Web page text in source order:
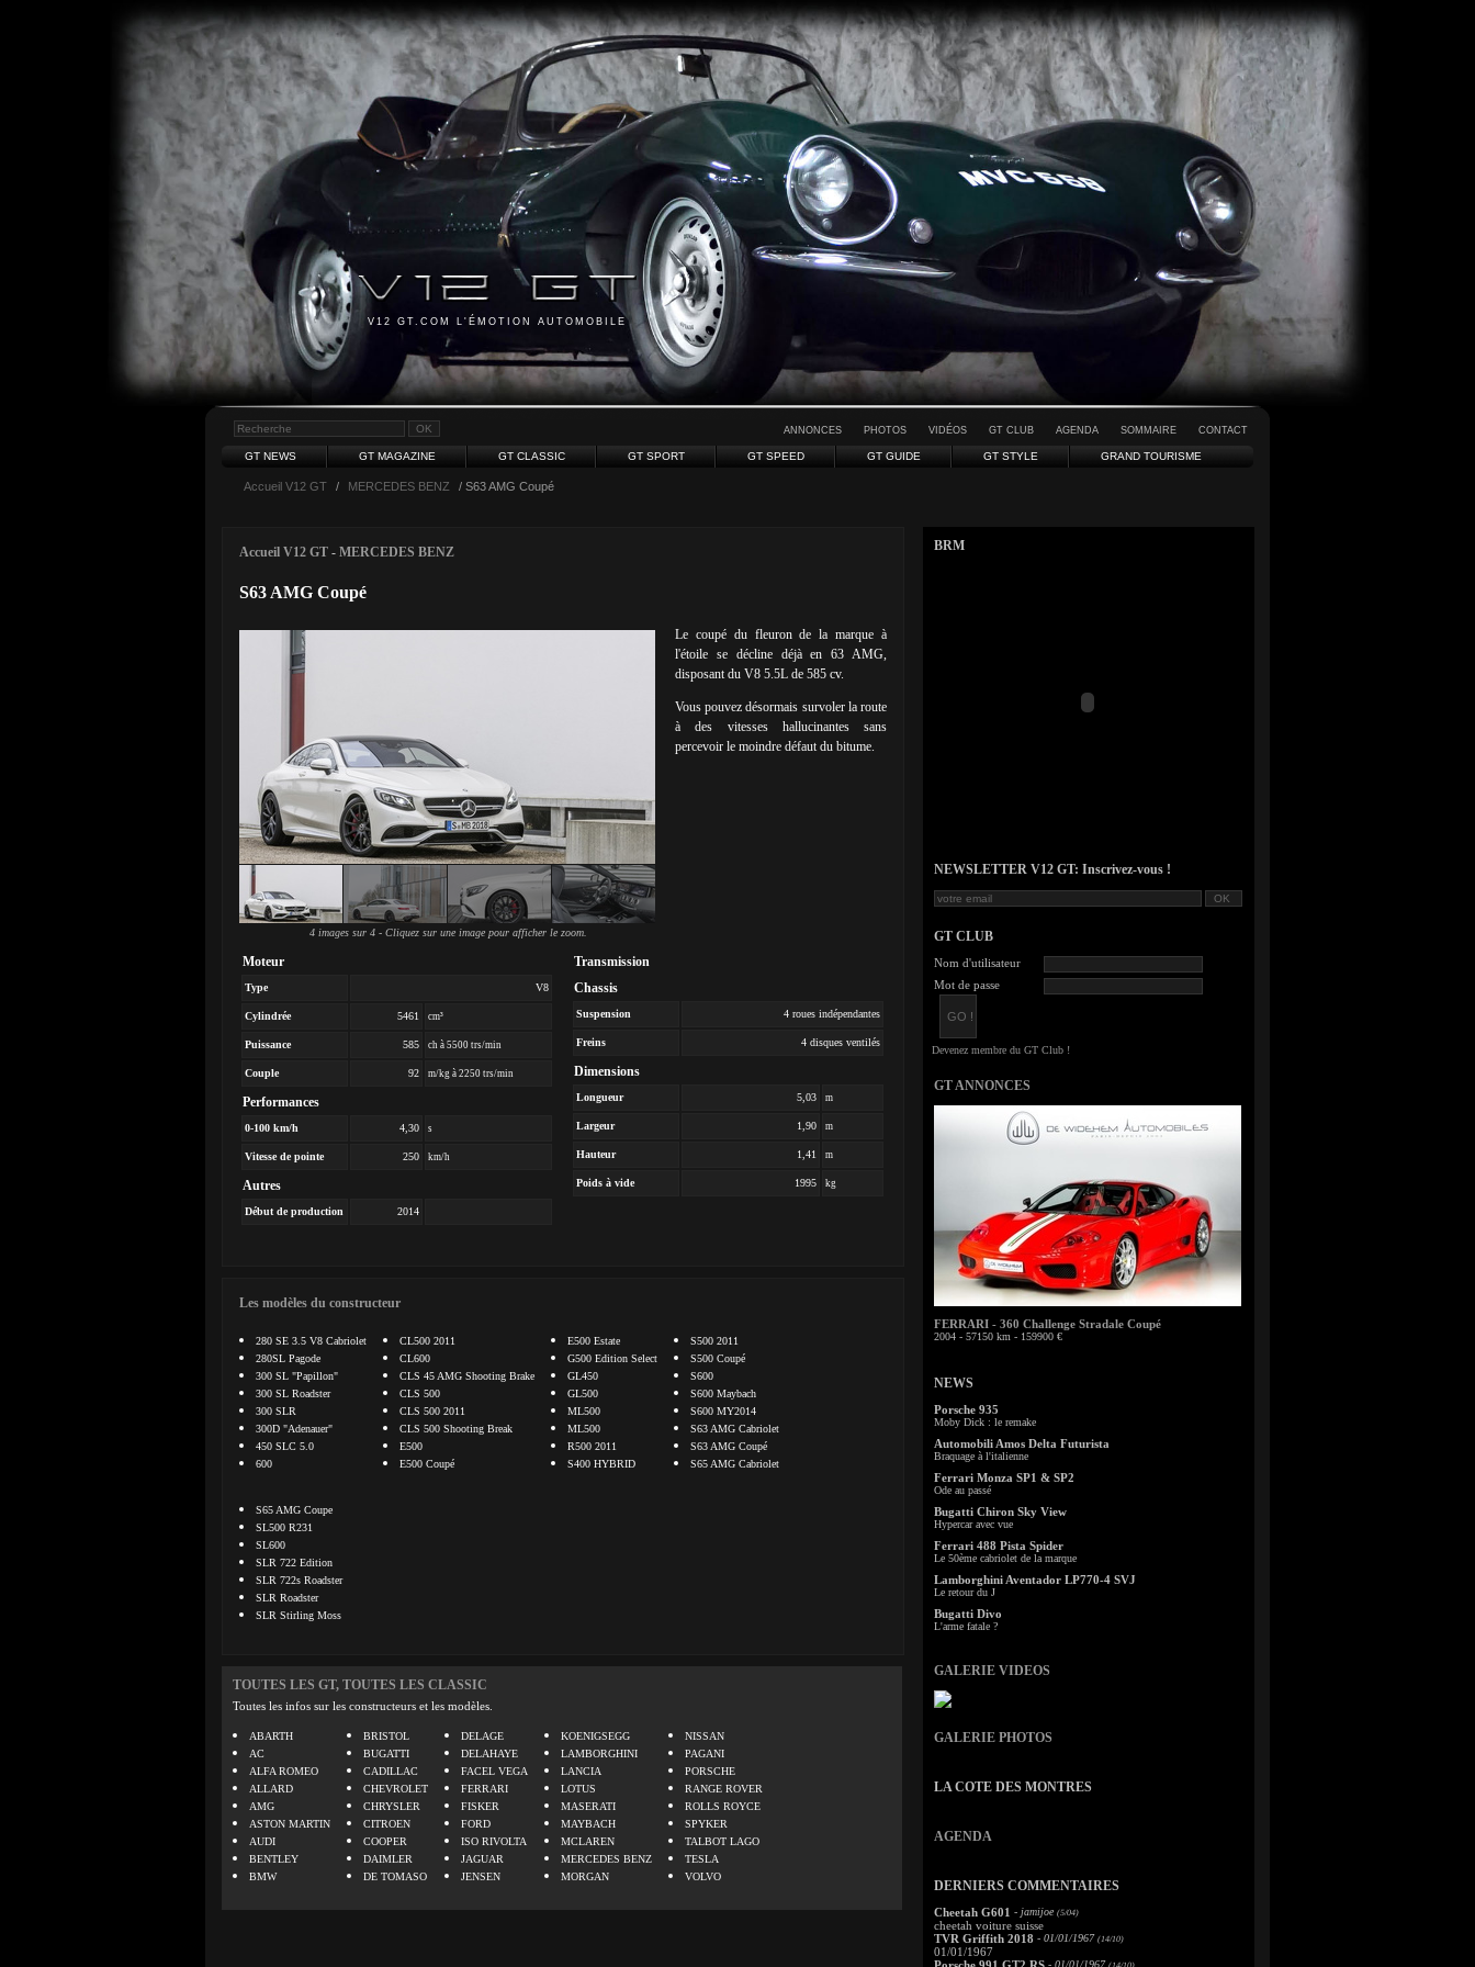
V12 GT.COM L'ÉMOTION AUTOMOBILE
ANNONCES PHOTOS VIDÉOS GT CLUB AGENDA SOMMAIRE CONTACT
GT NEWS GT MAGAZINE GT CLASSIC GT SPORT GT SPEED GT GUIDE GT STYLE GRAND TOURISME
Accueil V12 GT / MERCEDES BENZ / S63 AMG Coupé
Accueil V12 GT - MERCEDES BENZ
S63 AMG Coupé
4 images sur 4 - Cliquez sur une image pour afficher le zoom.
Le coupé du fleuron de la marque à
l'étoile se décline déjà en 63 AMG,
disposant du V8 5.5L de 585 cv.
Vous pouvez désormais survoler la route
à des vitesses hallucinantes sans
percevoir le moindre défaut du bitume.
Moteur
Type V8
Cylindrée 5461 cm³
Puissance 585 ch à 5500 trs/min
Couple 92 m/kg à 2250 trs/min
Performances
0-100 km/h 4,30 s
Vitesse de pointe 250 km/h
Autres
Début de production 2014
Transmission
Chassis
Suspension 4 roues indépendantes
Freins 4 disques ventilés
Dimensions
Longueur 5,03 m
Largeur 1,90 m
Hauteur 1,41 m
Poids à vide 1995 kg
Les modèles du constructeur
280 SE 3.5 V8 Cabriolet
280SL Pagode
300 SL "Papillon"
300 SL Roadster
300 SLR
300D "Adenauer"
450 SLC 5.0
600
CL500 2011
CL600
CLS 45 AMG Shooting Brake
CLS 500
CLS 500 2011
CLS 500 Shooting Break
E500
E500 Coupé
E500 Estate
G500 Edition Select
GL450
GL500
ML500
ML500
R500 2011
S400 HYBRID
S500 2011
S500 Coupé
S600
S600 Maybach
S600 MY2014
S63 AMG Cabriolet
S63 AMG Coupé
S65 AMG Cabriolet
S65 AMG Coupe
SL500 R231
SL600
SLR 722 Edition
SLR 722s Roadster
SLR Roadster
SLR Stirling Moss
TOUTES LES GT, TOUTES LES CLASSIC
Toutes les infos sur les constructeurs et les modèles.
ABARTH
AC
ALFA ROMEO
ALLARD
AMG
ASTON MARTIN
AUDI
BENTLEY
BMW
BRISTOL
BUGATTI
CADILLAC
CHEVROLET
CHRYSLER
CITROEN
COOPER
DAIMLER
DE TOMASO
DELAGE
DELAHAYE
FACEL VEGA
FERRARI
FISKER
FORD
ISO RIVOLTA
JAGUAR
JENSEN
KOENIGSEGG
LAMBORGHINI
LANCIA
LOTUS
MASERATI
MAYBACH
MCLAREN
MERCEDES BENZ
MORGAN
NISSAN
PAGANI
PORSCHE
RANGE ROVER
ROLLS ROYCE
SPYKER
TALBOT LAGO
TESLA
VOLVO
BRM
NEWSLETTER V12 GT: Inscrivez-vous !
GT CLUB
Nom d'utilisateur
Mot de passe
GT ANNONCES
FERRARI - 360 Challenge Stradale Coupé
2004 - 57150 km - 159900 €
NEWS
Porsche 935
Moby Dick : le remake
Automobili Amos Delta Futurista
Braquage à l'italienne
Ferrari Monza SP1 & SP2
Ode au passé
Bugatti Chiron Sky View
Hypercar avec vue
Ferrari 488 Pista Spider
Le 50ème cabriolet de la marque
Lamborghini Aventador LP770-4 SVJ
Le retour du J
Bugatti Divo
L'arme fatale ?
GALERIE VIDEOS
GALERIE PHOTOS
LA COTE DES MONTRES
AGENDA
DERNIERS COMMENTAIRES
Cheetah G601 - jamijoe (5/04)
cheetah voiture suisse
TVR Griffith 2018 - 01/01/1967 (14/10)
01/01/1967
- 01/01/1967